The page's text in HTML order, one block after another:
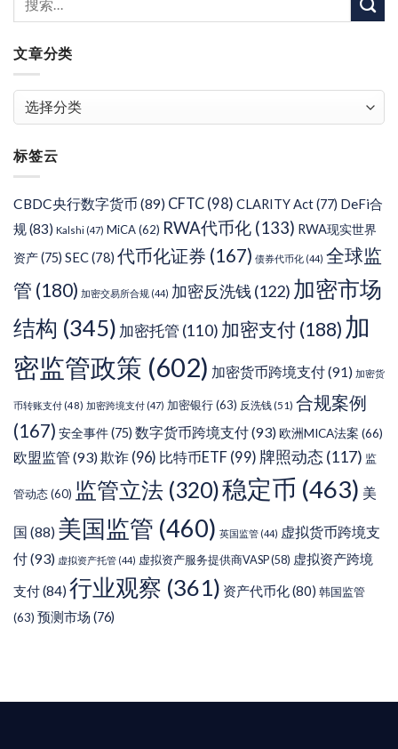
文章分类
类
标签云
CBDC央行数字货币 (89) CFTC (98) CLARITY Act(77) DeFi合
规 (83) Kalshi (47) MiCA(62) RWA代币化 (133) RWA现实世界
资产(75) SEC(78) 代币化证券 (167) 债券代币化 (44) 全球监
管 (180) 加密交易所合规 (44) 加密反洗钱 (122) 加密市场
结构 (345) 加密托管 (110) 加密支付 (188) 加
密监管政策 (602) 加密货币跨境支付(91) 加密货
币转账支付 (48) 加密跨境支付 (47) 加密银行(63) 反洗钱(51) 合规案例
(167) 安全事件(75) 数字货币跨境支付(93)欧洲MICA法案 (66)
欧盟监管 (93)欺诈 (96) 比特币ETF (99) 牌照动态 (117) 监
管动态(60) 监管立法 (320)稳定币 (463) 美
国 (88) 美国监管 (460) 英国监管 (44) 虚拟货币跨境支
付(93) 虚拟资产托管 (44) 虚拟资产服务提供商VASP(58) 虚拟资产跨境
支付(84) 行业观察 (361) 资产代币化 (80) 韩国监管
(63) 预测市场 (76)